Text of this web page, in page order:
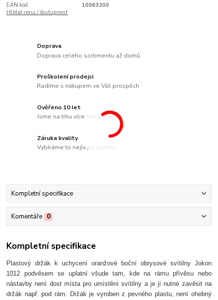
EAN kód:
10063200
Hlídat cenu / dostupnost
Doprava
Doprava celého sortimentu až domů
Proškolení prodejci
Radíme s nákupem ve Váš prospěch
Ověřeno 10 let
Jsme na trhu více než 10 let
Záruka kvality
Vybíráme to nejlepší na trhu
Kompletní specifikace
Komentáře 0
Kompletní specifikace
Plastový držák k uchycení oranžové boční obrysové svítilny Jokon
1012 podvěsem se uplatní všude tam, kde na rámu přívěsu nebo
nástavby není dost místa pro umístění svítilny a je jí nutné zavěsit na
držák např. pod rám. Držák je vyroben z pevného plastu, není ohebný